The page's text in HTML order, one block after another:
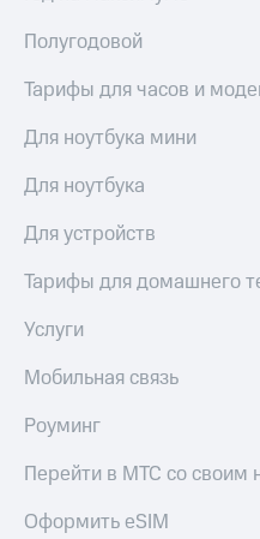
ТВ
Переводы
телефона
на карту
МТС Pay
Оплата
коду
магазин
Смартфоны
колонки
Умные
Полугодовой
Тарифы для часов и
Для ноутбука мини
Для ноутбука
Для устройств
Тарифы для домашнего
Услуги
Мобильная связь
Роуминг
Перейти в МТС со своим
Оформить eSIM